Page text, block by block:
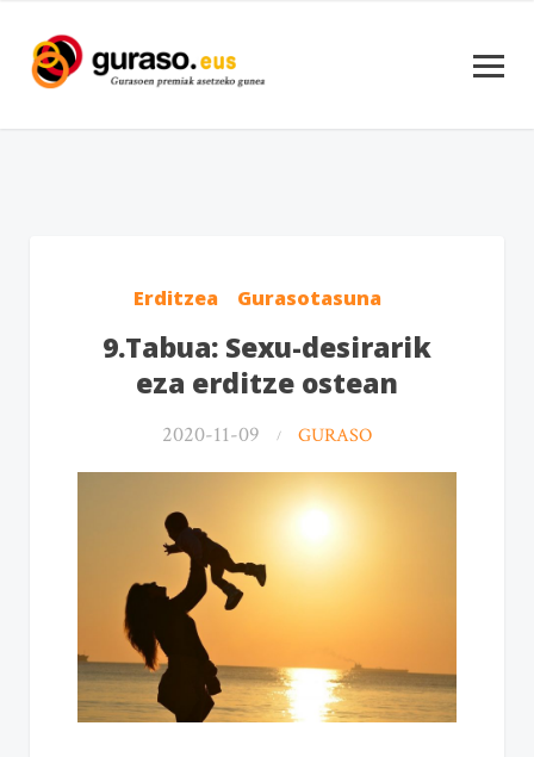
Erditzea Gurasotasuna
9.Tabua: Sexu-desirarik
eza erditze ostean
2020-11-09 GURASO